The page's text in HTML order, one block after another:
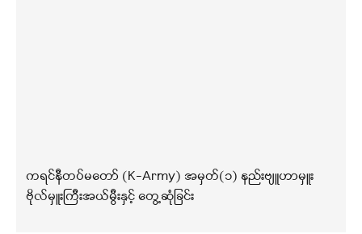
ကရင်နီတပ်မတော် (K-Army) အမှတ်(၁) နည်းဗျူဟာမှူး
ဗိုလ်မှူးကြီးအယ်မွီးနှင့် တွေ့ဆုံခြင်း